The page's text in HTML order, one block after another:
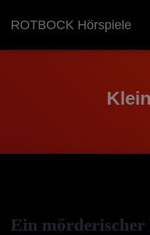
ROTBOCK Hörspiele
Ein mörderischer